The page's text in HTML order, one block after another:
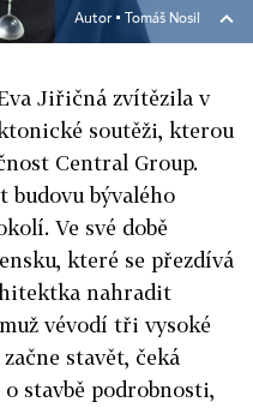
Autor ▪ Tomáš Nosil
Jiřičná zvítězila v
soutěži, kterou
Central Group.
budovu bývalého
Ve své době
které se přezdívá
nahradit
vévodí tři vysoké
stavět, čeká
stavbě podrobnosti,